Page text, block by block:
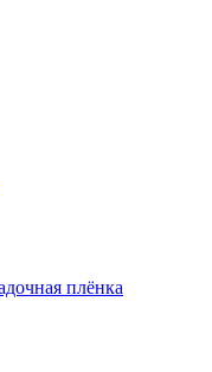
плёнка